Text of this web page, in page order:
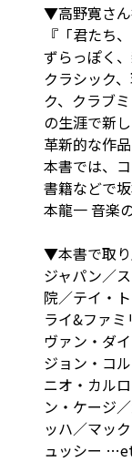
▼高野寛さ
『「君たち
ずらっぽく
クラシック
ク、クラブ
の生涯で新
革新的な作
本書では、
書籍などで
本龍一 音楽
▼本書で取り
ジャパン／
院／テイ・
ライ&ファ
ヴァン・ダ
ジョン・コ
ニオ・カル
ン・ケージ
ッハ／マッ
ュッシー